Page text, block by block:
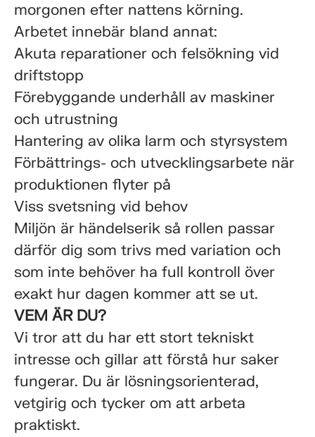
morgonen efter nattens körning.
Arbetet innebär bland annat:
Akuta reparationer och felsökning vid
driftstopp
Förebyggande underhåll av maskiner
och utrustning
Hantering av olika larm och styrsystem
Förbättrings- och utvecklingsarbete när
produktionen flyter på
Viss svetsning vid behov
Miljön är händelserik så rollen passar
därför dig som trivs med variation och
som inte behöver ha full kontroll över
exakt hur dagen kommer att se ut.
VEM ÄR DU?
Vi tror att du har ett stort tekniskt
intresse och gillar att förstå hur saker
fungerar. Du är lösningsorienterad,
vetgirig och tycker om att arbeta
praktiskt.